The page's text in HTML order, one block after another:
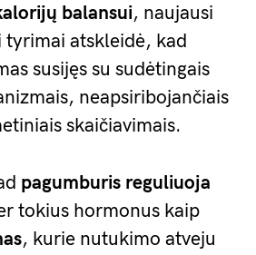
balansui, naujausi
atskleidė, kad
susijęs su sudėtingais
neapsiribojančiais
skaičiavimais.
pagumburis reguliuoja
tokius hormonus kaip
, kurie nutukimo atveju